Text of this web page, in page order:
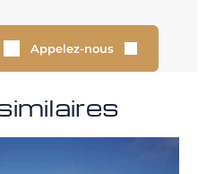
Appelez-nous